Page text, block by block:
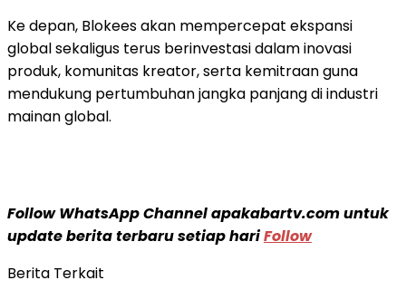
Ke depan, Blokees akan mempercepat ekspansi
global sekaligus terus berinvestasi dalam inovasi
produk, komunitas kreator, serta kemitraan guna
mendukung pertumbuhan jangka panjang di industri
mainan global.
Follow WhatsApp Channel apakabartv.com untuk
update berita terbaru setiap hariFollow
Berita Terkait